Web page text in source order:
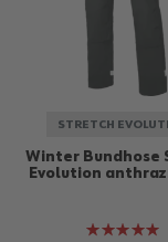
STRETCH
Winter Bundhose
Evolution
Bewertung: